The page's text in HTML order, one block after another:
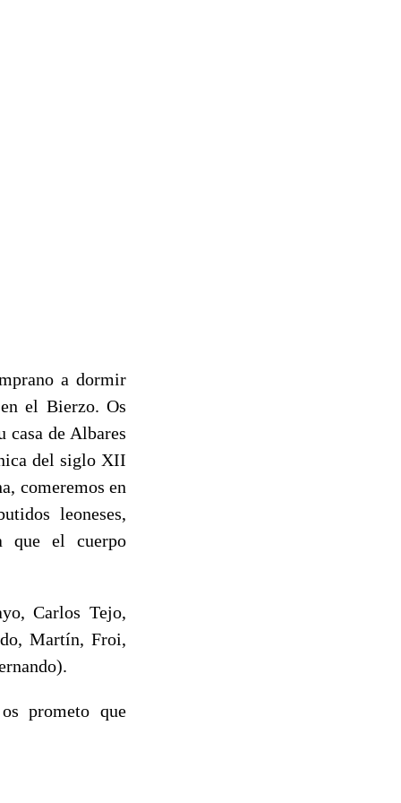
a dormir
el Bierzo. Os
casa de Albares
del siglo XII
comeremos en
leoneses,
que el cuerpo
Carlos Tejo,
Martín, Froi,
prometo que